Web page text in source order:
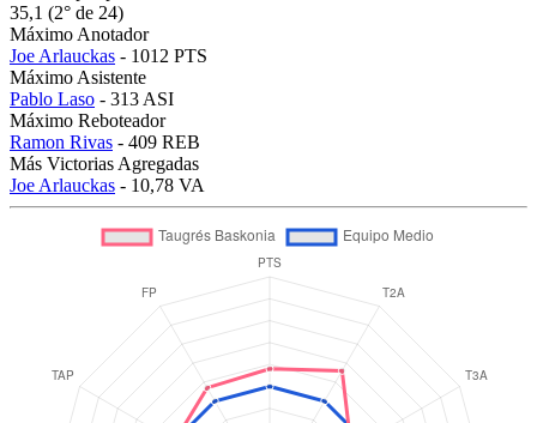
35,1 (2° de 24)
Máximo Anotador
Joe Arlauckas - 1012 PTS
Máximo Asistente
Pablo Laso - 313 ASI
Máximo Reboteador
Ramon Rivas - 409 REB
Más Victorias Agregadas
Joe Arlauckas - 10,78 VA